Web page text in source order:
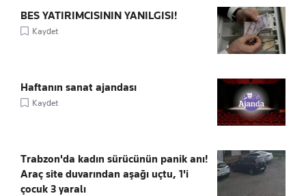
BES YATIRIMCISININ YANILGISI!
Kaydet
Haftanın sanat ajandası
Kaydet
Trabzon'da kadın sürücünün panik anı!
Araç site duvarından aşağı uçtu, 1'i
çocuk 3 yaralı